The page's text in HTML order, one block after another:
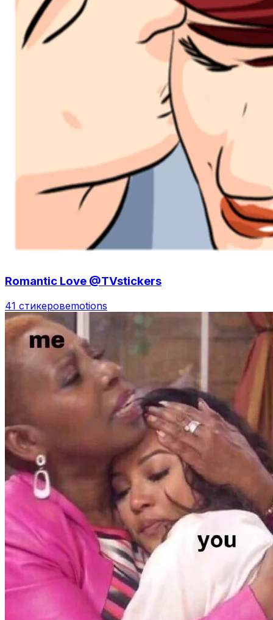
Romantic Love @TVstickers
41 стикеровemotions